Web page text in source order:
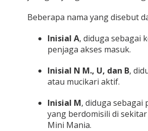
B
k
a
n
e
k
d
a
r
Beberapa nama yang disebut
Inisial A, diduga sebagai
penjaga akses masuk.
Inisial N M., U, dan B,
atau mucikari aktif.
Inisial M, diduga
yang berdomisili di
Mini Mania.